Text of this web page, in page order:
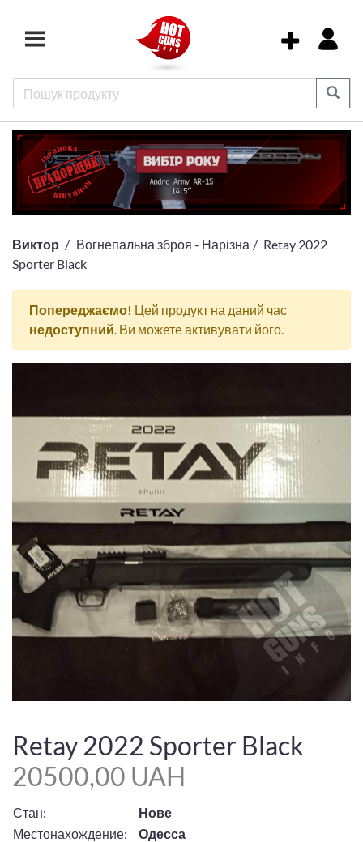
Виктор Вогнепальна зброя - Нарізна
Retay 2022
Sporter Black
Попереджаємо! Цей продукт на даний час
недоступний. Ви можете активувати його.
Retay 2022 Sporter Black
20500,00 UAH
Стан:
Нове
Местонахождение:
Одесса